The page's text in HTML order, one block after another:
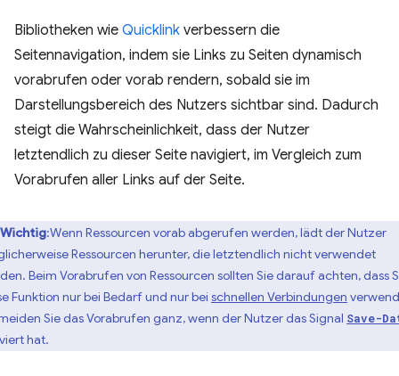
Bibliotheken wie Quicklink verbessern die
Seitennavigation, indem sie Links zu Seiten dynamisch
vorabrufen oder vorab rendern, sobald sie im
Darstellungsbereich des Nutzers sichtbar sind. Dadurch
steigt die Wahrscheinlichkeit, dass der Nutzer
letztendlich zu dieser Seite navigiert, im Vergleich zum
Vorabrufen aller Links auf der Seite.
Wichtig:Wenn Ressourcen vorab abgerufen werden, lädt der Nutzer
Ressourcen herunter, die letztendlich nicht verwendet
Beim Vorabrufen von Ressourcen sollten Sie darauf achten, dass
Funktion nur bei Bedarf und nur bei schnellen Verbindungen
Sie das Vorabrufen ganz, wenn der Nutzer das Signal Save-
hat.